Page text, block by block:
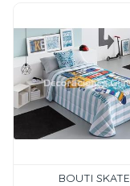
BOUTI SKATE